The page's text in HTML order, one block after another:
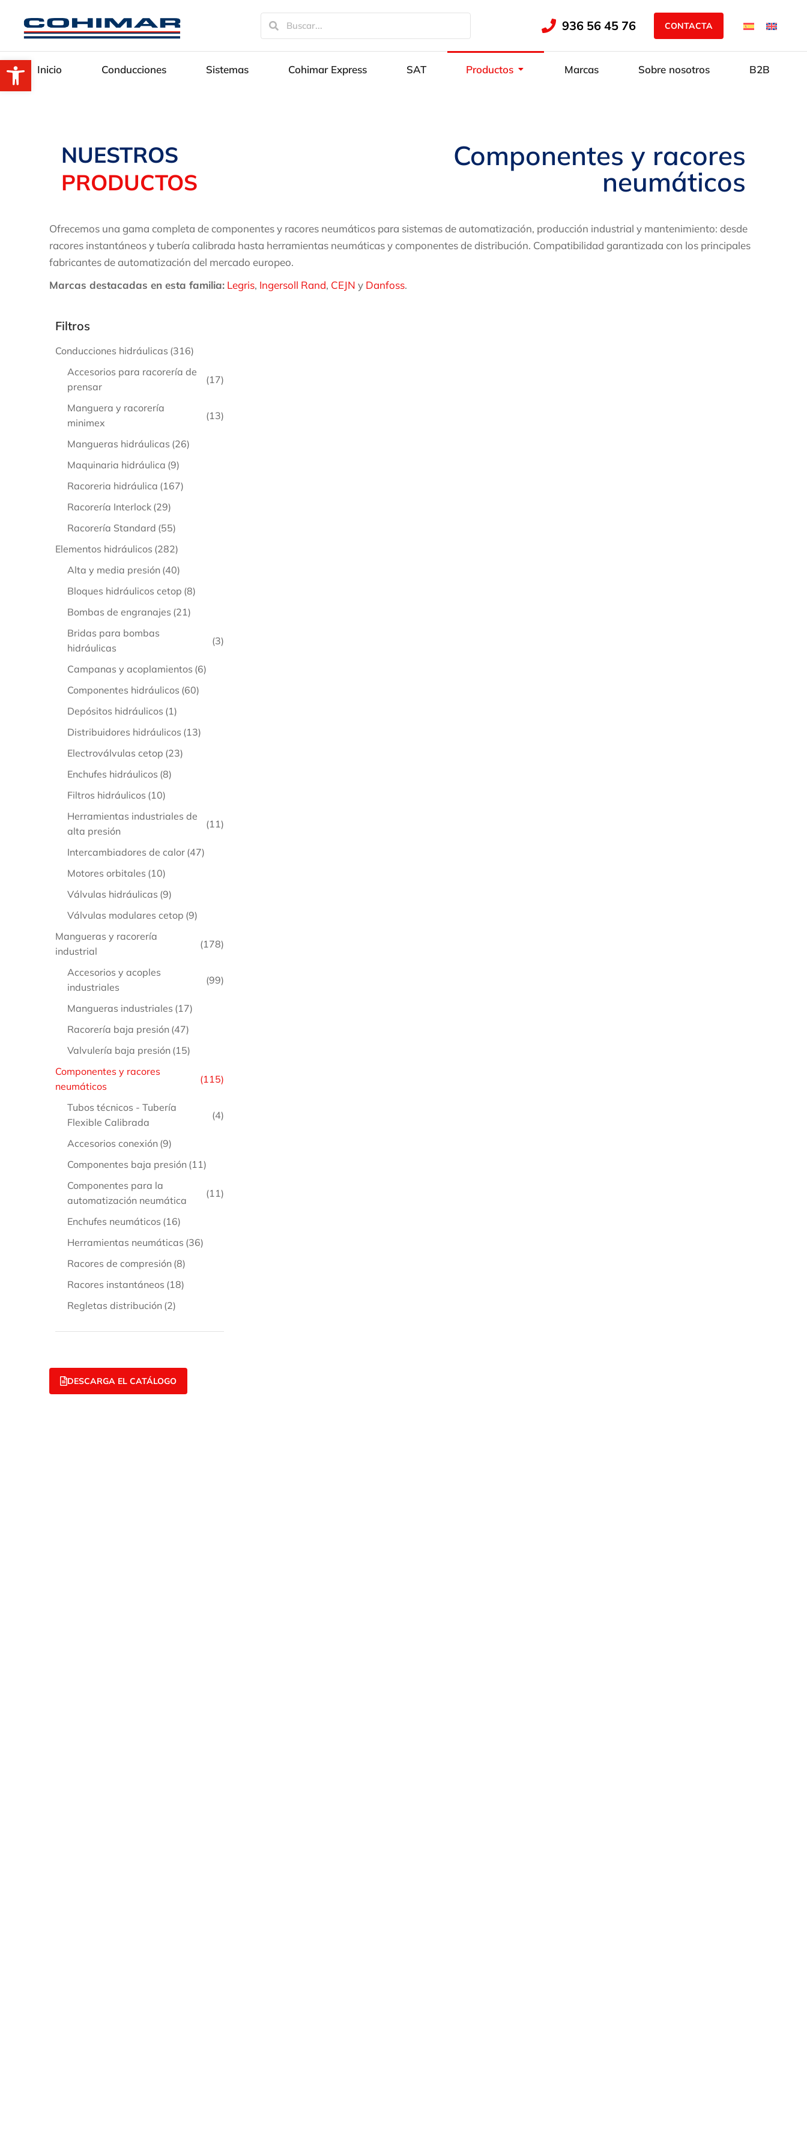
936 56 45 76 CONTACTA
Inicio Conducciones Sistemas Cohimar Express SAT Productos Marcas Sobre nosotros B2B
NUESTROS
PRODUCTOS
Componentes y racores
neumáticos
Ofrecemos una gama completa de componentes y racores neumáticos para sistemas de automatización, producción industrial y mantenimiento: desde
racores instantáneos y tubería calibrada hasta herramientas neumáticas y componentes de distribución. Compatibilidad garantizada con los principales
fabricantes de automatización del mercado europeo.
Marcas destacadas en esta familia: Legris, Ingersoll Rand, CEJN y Danfoss.
Filtros
Conducciones hidráulicas (316)
Accesorios para racorería de
prensar
(17)
Manguera y racorería
minimex
(13)
Mangueras hidráulicas (26)
Maquinaria hidráulica (9)
Racoreria hidráulica (167)
Racorería Interlock (29)
Racorería Standard (55)
Elementos hidráulicos (282)
Alta y media presión (40)
Bloques hidráulicos cetop (8)
Bombas de engranajes (21)
Bridas para bombas
hidráulicas
(3)
Campanas y acoplamientos (6)
Componentes hidráulicos (60)
Depósitos hidráulicos (1)
Distribuidores hidráulicos (13)
Electroválvulas cetop (23)
Enchufes hidráulicos (8)
Filtros hidráulicos (10)
Herramientas industriales de
alta presión
(11)
Intercambiadores de calor (47)
Motores orbitales (10)
Válvulas hidráulicas (9)
Válvulas modulares cetop (9)
Mangueras y racorería
industrial
(178)
Accesorios y acoples
industriales
(99)
Mangueras industriales (17)
Racorería baja presión (47)
Valvulería baja presión (15)
Componentes y racores
neumáticos
(115)
Tubos técnicos - Tubería
Flexible Calibrada
(4)
Accesorios conexión (9)
Componentes baja presión (11)
Componentes para la
automatización neumática
(11)
Enchufes neumáticos (16)
Herramientas neumáticas (36)
Racores de compresión (8)
Racores instantáneos (18)
Regletas distribución (2)
DESCARGA EL CATÁLOGO
Abrir barra de herramientas